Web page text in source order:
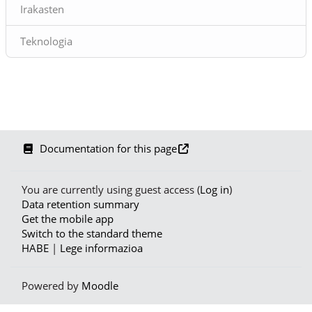
Irakasten
Teknologia
Documentation for this page
You are currently using guest access (Log in)
Data retention summary
Get the mobile app
Switch to the standard theme
HABE | Lege informazioa
Powered by Moodle